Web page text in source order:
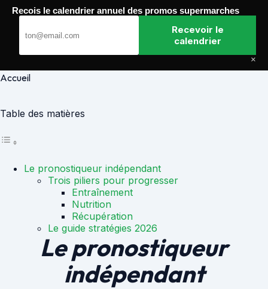
Passer
Accueil
Table des matières
Le pronostiqueur indépendant
Trois piliers pour progresser
Entraînement
Nutrition
Récupération
Le guide stratégies 2026
Le pronostiqueur
indépendant
Recois le calendrier annuel des promos supermarches
Recevoir le
calendrier
×